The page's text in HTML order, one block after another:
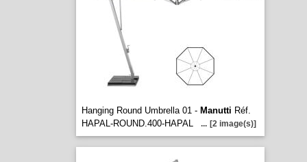
Hanging Round Umbrella 01 - Manutti Réf.
HAPAL-ROUND.400-HAPAL
... [2 image(s)]